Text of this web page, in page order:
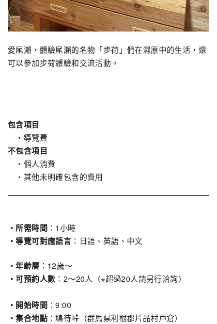
愛尾瀨，體驗尾瀨的名物「步荷」們在濕原中的生活，還
可以參加步荷體驗和交流活動。
包含項目
・導覽費
不包含項目
・個人消費
・其他未明確包含的費用
・所需時間 ：1小時
・導覽可對應語言 ：日語、英語、中文
・年齡層 ：12歲〜
・可預約人數 ：2〜20人（※超過20人請另行洽詢）
・開始時間 ：9:00
・集合地點 ：鳩待峠（群馬県利根郡片品村戸倉）